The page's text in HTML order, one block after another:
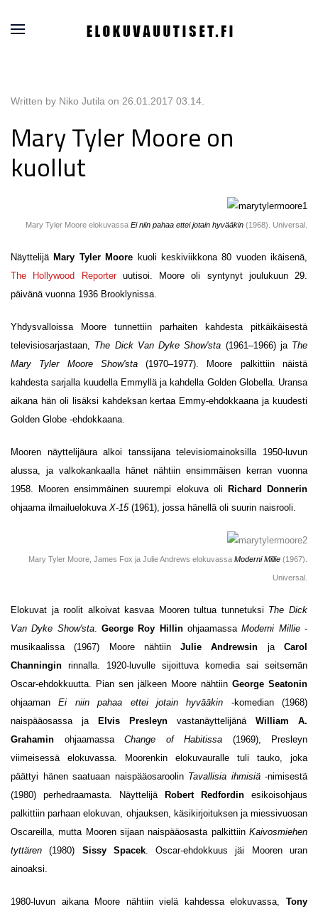
Written by Niko Jutila on 26.01.2017 03.14
Mary Tyler Moore on
kuollut
Mary Tyler Moore elokuvassa Ei niin pahaa ettei jotain hyvääkin (1968). Universal.
NäyttelijäMary Tyler Moore kuoli keskiviikkona 80 vuoden ikäisenä,
The Hollywood Reporteruutisoi. Moore oli syntynyt joulukuun 29.
päivänä vuonna 1936 Brooklynissa.
Yhdysvalloissa Moore tunnettiin parhaiten kahdesta pitkäikäisestä
televisiosarjastaan, The Dick Van Dyke Show'sta (1961–1966) ja The
Mary Tyler Moore Show'sta(1970–1977). Moore palkittiin näistä
kahdesta sarjalla kuudella Emmyllä ja kahdella Golden Globella. Uransa
aikana hän oli lisäksi kahdeksan kertaa Emmy-ehdokkaana ja kuudesti
Golden Globe -ehdokkaana.
Mooren näyttelijäura alkoi tanssijana televisiomainoksilla 1950-luvun
alussa, ja valkokankaalla hänet nähtiin ensimmäisen kerran vuonna
1958. Mooren ensimmäinen suurempi elokuva oli Richard Donnerin
ohjaama ilmailuelokuva X-15 (1961), jossa hänellä oli suurin naisrooli.
Mary Tyler Moore, James Fox ja Julie Andrews elokuvassa Moderni Millie (1967).
Universal.
Elokuvat ja roolit alkoivat kasvaa Mooren tultua tunnetuksi The Dick
Van Dyke Show'sta.George Roy HillinohjaamassaModerni Millie-
musikaalissa (1967) Moore nähtiinJulie Andrewsin jaCarol
Channingin rinnalla. 1920-luvulle sijoittuva komedia sai seitsemän
Oscar-ehdokkuutta. Pian sen jälkeen Moore nähtiin George Seatonin
ohjaamanEi niin pahaa ettei jotain hyvääkin -komedian (1968)
naispääosassa ja
Elvis Presleyn vastanäyttelijänä William A.
Grahamin ohjaamassa Change of Habitissa (1969), Presleyn
viimeisessä elokuvassa. Moorenkin elokuvauralle tuli tauko, joka
päättyi hänen saatuaan naispääosaroolin Tavallisia ihmisiä-nimisestä
(1980) perhedraamasta. Näyttelijä
Robert Redfordin esikoisohjaus
palkittiin parhaan elokuvan, ohjauksen, käsikirjoituksen ja miessivuosan
Oscareilla, mutta Mooren sijaan naispääosasta palkittiin Kaivosmiehen
tyttären(1980) Sissy Spacek. Oscar-ehdokkuus jäi Mooren uran
ainoaksi.
1980-luvun aikana Moore nähtiin vielä kahdessa elokuvassa, Tony